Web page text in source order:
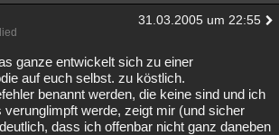
31.03.2005 um 22:55
ganze entwickelt sich zu einer
auf euch selbst. zu köstlich.
benannt werden, die keine sind und ich
werde, zeigt mir (und sicher
dass ich offenbar nicht ganz daneben